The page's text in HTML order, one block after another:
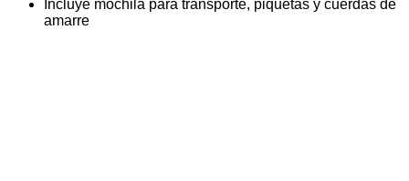
Incluye mochila para transporte, piquetas y cuerdas de
amarre